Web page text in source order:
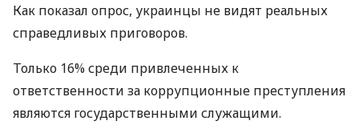
Как показал опрос, украинцы не видят реальных
справедливых приговоров.
Только 16% среди привлеченных к
ответственности за коррупционные преступления
являются государственными служащими.